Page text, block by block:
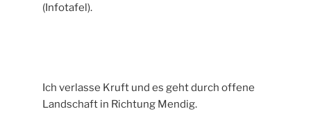
(Infotafel).
Ich verlasse Kruft und es geht durch offene
Landschaft in Richtung Mendig.